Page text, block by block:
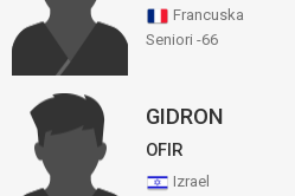
Francuska
Seniori -66
GIDRON
OFIR
Izrael